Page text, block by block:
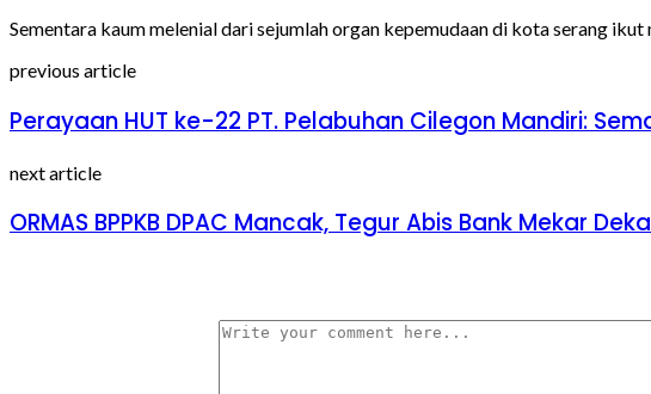
Sementara kaum melenial dari sejumlah organ kepemudaan di kota serang
previous article
Perayaan HUT ke-22 PT. Pelabuhan Cilegon Mandiri:
next article
ORMAS BPPKB DPAC Mancak, Tegur Abis Bank Mekar